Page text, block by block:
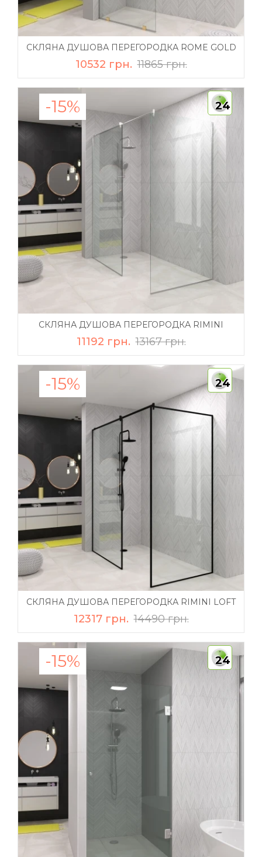
СКЛЯНА ДУШОВА ПЕРЕГОРОДКА ROME GOLD
10532 грн. 11865 грн.
-15% 24
СКЛЯНА ДУШОВА ПЕРЕГОРОДКА RIMINI
11192 грн. 13167 грн.
-15% 24
СКЛЯНА ДУШОВА ПЕРЕГОРОДКА RIMINI LOFT
12317 грн. 14490 грн.
-15% 24